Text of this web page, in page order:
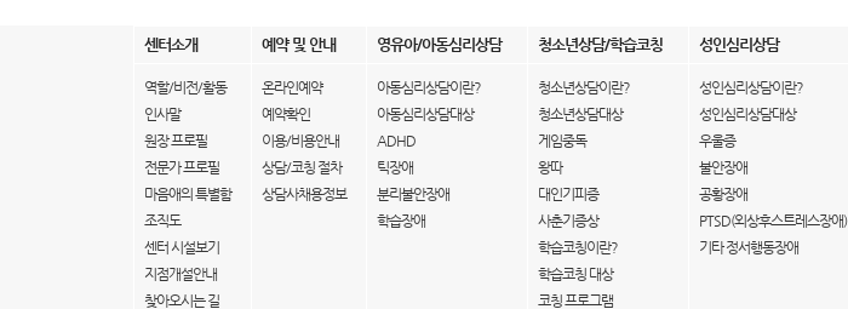
센터소개 예약 및 안내 영유아/아동심리상담 청소년상담/학습코칭 성인심리상담
역할/비전/활동
인사말
원장 프로필
전문가 프로필
마음애의 특별함
조직도
센터 시설보기
지점개설안내
찾아오시는 길
온라인예약
예약확인
이용/비용안내
상담/코칭 절차
상담사채용정보
아동심리상담이란?
아동심리상담대상
ADHD
틱장애
분리불안장애
학습장애
청소년상담이란?
청소년상담대상
게임중독
왕따
대인기피증
사춘기증상
학습코칭이란?
학습코칭 대상
코칭 프로그램
성인심리상담이란?
성인심리상담대상
우울증
불안장애
공황장애
PTSD(외상후스트레스장애)
기타 정서행동장애